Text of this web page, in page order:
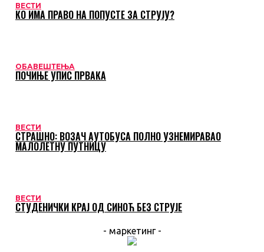
ВЕСТИ
КО ИМА ПРАВО НА ПОПУСТЕ ЗА СТРУЈУ?
ОБАВЕШТЕЊА
ПОЧИЊЕ УПИС ПРВАКА
ВЕСТИ
СТРАШНО: ВОЗАЧ АУТОБУСА ПОЛНО УЗНЕМИРАВАО
МАЛОЛЕТНУ ПУТНИЦУ
ВЕСТИ
СТУДЕНИЧКИ КРАЈ ОД СИНОЋ БЕЗ СТРУЈЕ
- маркетинг -